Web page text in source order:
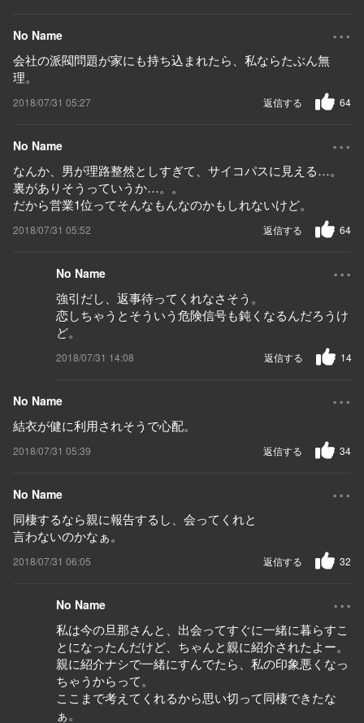
No Name ...
会社の派閥問題が家にも持ち込まれたら、私ならたぶん無
理。
2018/07/31 05:27 64
返信する
No Name ...
なんか、男が理路整然としすぎて、サイコパスに見える…。
裏がありそうっていうか…。。
だから営業1位ってそんなもんなのかもしれないけど。
2018/07/31 05:52 64
返信する
No Name ...
強引だし、返事待ってくれなさそう。
恋しちゃうとそういう危険信号も鈍くなるんだろうけ
ど。
2018/07/31 14:08 14
返信する
No Name ...
結衣が健に利用されそうで心配。
2018/07/31 05:39 34
返信する
No Name ...
同棲するなら親に報告するし、会ってくれと
言わないのかなぁ。
2018/07/31 06:05 32
返信する
No Name ...
私は今の旦那さんと、出会ってすぐに一緒に暮らすこ
とになったんだけど、ちゃんと親に紹介されたよー。
親に紹介ナシで一緒にすんでたら、私の印象悪くなっ
ちゃうからって。
ここまで考えてくれるから思い切って同棲できたな
ぁ。